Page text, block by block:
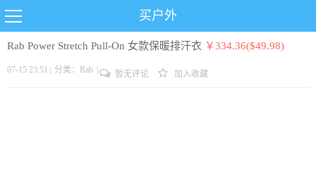
买户外
Rab Power Stretch Pull-On 女款保暖排汗衣 ￥334.36($49.98)
07-15 23:51 分类： Rab 暂无评论 加入收藏